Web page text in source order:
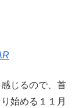
じるので、首
始める１１月